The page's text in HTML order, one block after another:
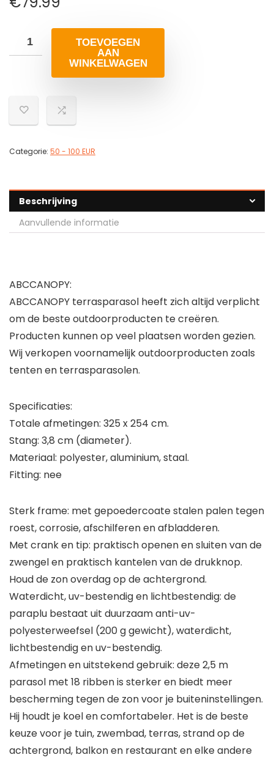
TOEVOEGEN
AAN
WINKELWAGEN
Categorie: 50 - 100 EUR
Beschrijving
Aanvullende informatie
ABCCANOPY:
ABCCANOPY terrasparasol heeft zich altijd verplicht
om de beste outdoorproducten te creëren.
Producten kunnen op veel plaatsen worden gezien.
Wij verkopen voornamelijk outdoorproducten zoals
tenten en terrasparasolen.
Specificaties:
Totale afmetingen: 325 x 254 cm.
Stang: 3,8 cm (diameter).
Materiaal: polyester, aluminium, staal.
Fitting: nee
Sterk frame: met gepoedercoate stalen palen tegen
roest, corrosie, afschilferen en afbladderen.
Met crank en tip: praktisch openen en sluiten van de
zwengel en praktisch kantelen van de drukknop.
Houd de zon overdag op de achtergrond.
Waterdicht, uv-bestendig en lichtbestendig: de
paraplu bestaat uit duurzaam anti-uv-
polyesterweefsel (200 g gewicht), waterdicht,
lichtbestendig en uv-bestendig.
Afmetingen en uitstekend gebruik: deze 2,5 m
parasol met 18 ribben is sterker en biedt meer
bescherming tegen de zon voor je buiteninstellingen.
Hij houdt je koel en comfortabeler. Het is de beste
keuze voor je tuin, zwembad, terras, strand op de
achtergrond, balkon en restaurant en elke andere